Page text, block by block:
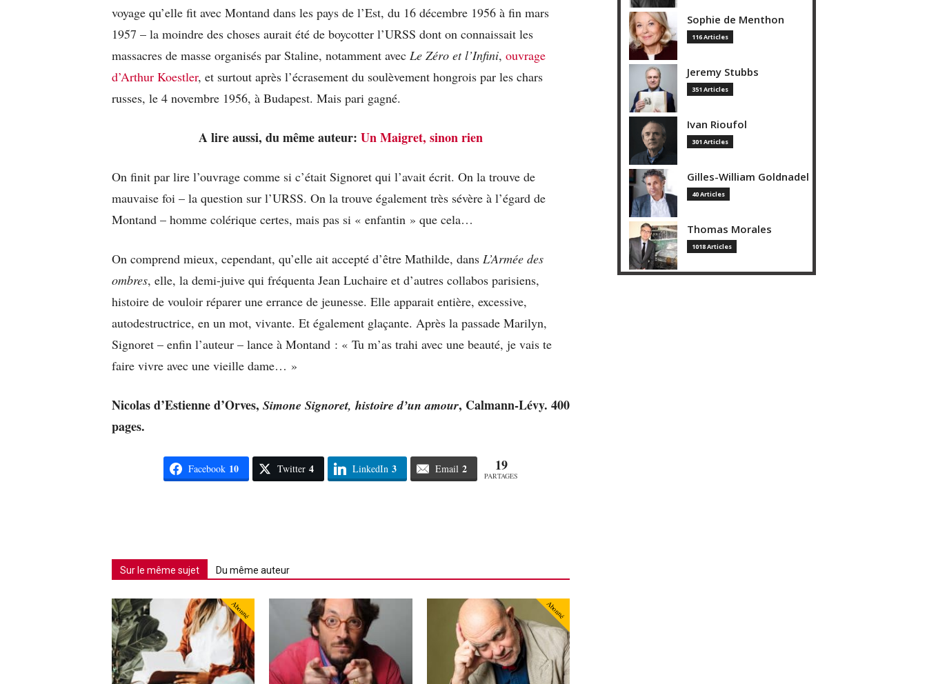
voyage qu’elle fit avec Montand dans les pays de l’Est, du 16 décembre 1956 à fin mars
1957 – la moindre des choses aurait été de boycotter l’URSS dont on connaissait les
massacres de masse organisés par Staline, notamment avec Le Zéro et l’Infini, ouvrage
d’Arthur Koestler, et surtout après l’écrasement du soulèvement hongrois par les chars
russes, le 4 novembre 1956, à Budapest. Mais pari gagné.
A lire aussi, du même auteur: Un Maigret, sinon rien
On finit par lire l’ouvrage comme si c’était Signoret qui l’avait écrit. On la trouve de
mauvaise foi – la question sur l’URSS. On la trouve également très sévère à l’égard de
Montand – homme colérique certes, mais pas si « enfantin » que cela…
On comprend mieux, cependant, qu’elle ait accepté d’être Mathilde, dans L’Armée des
ombres, elle, la demi-juive qui fréquenta Jean Luchaire et d’autres collabos parisiens,
histoire de vouloir réparer une errance de jeunesse. Elle apparait entière, excessive,
autodestructrice, en un mot, vivante. Et également glaçante. Après la passade Marilyn,
Signoret – enfin l’auteur – lance à Montand : « Tu m’as trahi avec une beauté, je vais te
faire vivre avec une vieille dame… »
Nicolas d’Estienne d’Orves, Simone Signoret, histoire d’un amour, Calmann-Lévy. 400
pages.
Facebook 10 Twitter 4 LinkedIn 3 Email 2 19
PARTAGES
Sur le même sujet Du même auteur
Abonné Abonné
Sophie de Menthon
116 Articles
Jeremy Stubbs
351 Articles
Ivan Rioufol
301 Articles
Gilles-William Goldnadel
40 Articles
Thomas Morales
1018 Articles